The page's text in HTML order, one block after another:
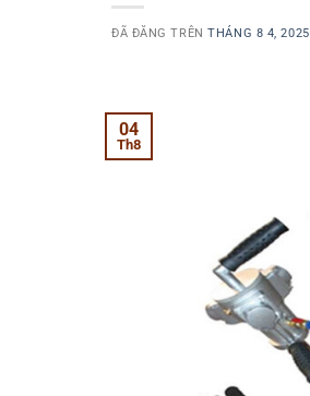
ĐÃ ĐĂNG TRÊNTHÁNG 8 4, 2025
04
Th8